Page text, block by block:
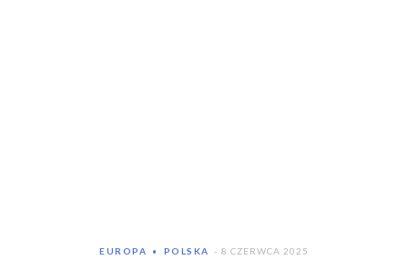
EUROPA POLSKA 8 CZERWCA 2025